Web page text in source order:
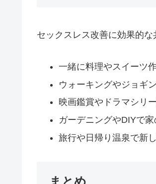
セックスレス改善に効果的な
一緒に料理やスイーツ
ウォーキングやジョギ
映画鑑賞やドラマシリ
ガーデニングやDIYで家
旅行や日帰り温泉で新
まとめ